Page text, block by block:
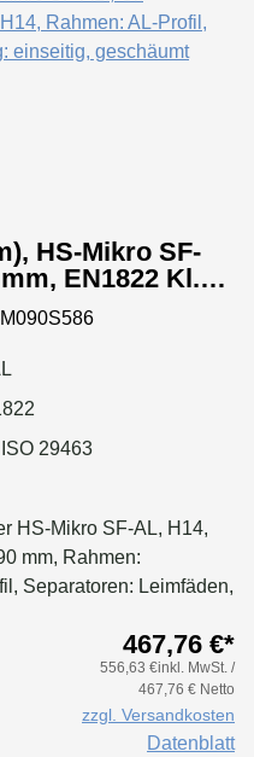
EN1822 Kl.
Griffschutz:
29463
HS-Mikro SF-AL, H14,
mm, Rahmen:
Separatoren: Leimfäden,
467,76 €*
556,63 €inkl. MwSt. /
467,76 € Netto
zzgl. Versandkosten
Datenblatt